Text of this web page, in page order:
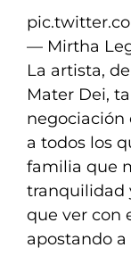
— Mirtha
La artista,
Mater Dei,
negociación
a todos los
familia que
tranquilidad
que ver con
apostando a